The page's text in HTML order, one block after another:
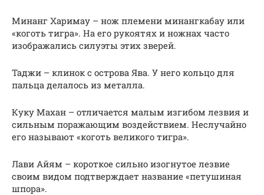
Минанг Харимау – нож племени минангкабау или
«коготь тигра». На его рукоятях и ножнах часто
изображались силуэты этих зверей.
Таджи – клинок с острова Ява. У него кольцо для
пальца делалось из металла.
Куку Махан – отличается малым изгибом лезвия и
сильным поражающим воздействием. Неслучайно
его называют «коготь великого тигра».
Лави Айям – короткое сильно изогнутое лезвие
своим видом подтверждает название «петушиная
шпора».